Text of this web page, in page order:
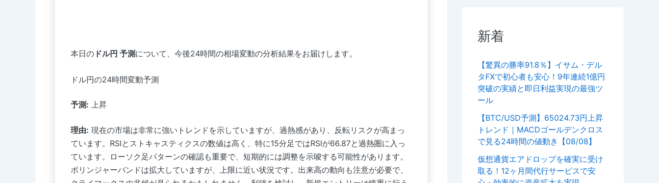
本日の ドル円 予測 について、今後24時間の相場変動の分析結果をお届けします。
ドル円の24時間変動予測
予測: 上昇
理由: 現在の市場は非常に強いトレンドを示していますが、過熱感があり、反転リスクが高まっ
ています。RSIとストキャスティクスの数値は高く、特に15分足ではRSIが66.87と過熱圏に入っ
ています。ローソク足パターンの確認も重要で、短期的には調整を示唆する可能性があります。
ボリンジャーバンドは拡大していますが、上限に近い状況です。出来高の動向も注意が必要で、
新着
【驚異の勝率91.8％】イサム・デル
タFXで初心者も安心！9年連続1億円
突破の実績と即日利益実現の最強ツ
ール
【BTC/USD予測】65024.73円上昇
トレンド｜MACDゴールデンクロス
で見る24時間の値動き【08/08】
仮想通貨エアドロップを確実に受け
取る！12ヶ月間代行サービスで安